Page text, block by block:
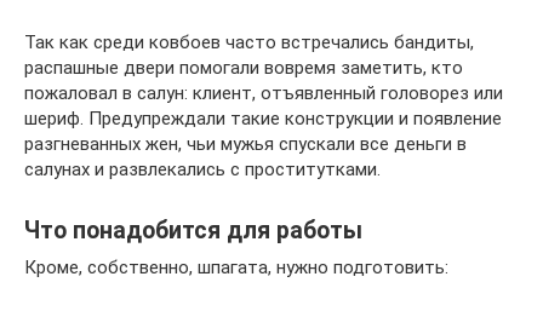
Так как среди ковбоев часто встречались бандиты,
распашные двери помогали вовремя заметить, кто
пожаловал в салун: клиент, отъявленный головорез или
шериф. Предупреждали такие конструкции и появление
разгневанных жен, чьи мужья спускали все деньги в
салунах и развлекались с проститутками.
Что понадобится для работы
Кроме, собственно, шпагата, нужно подготовить: